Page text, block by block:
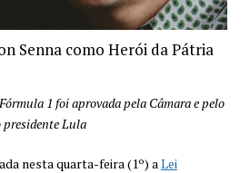
Senna como Herói da Pátria
1 foi aprovada pela Câmara e pelo
presidente Lula
nesta quarta-feira (1º) a Lei